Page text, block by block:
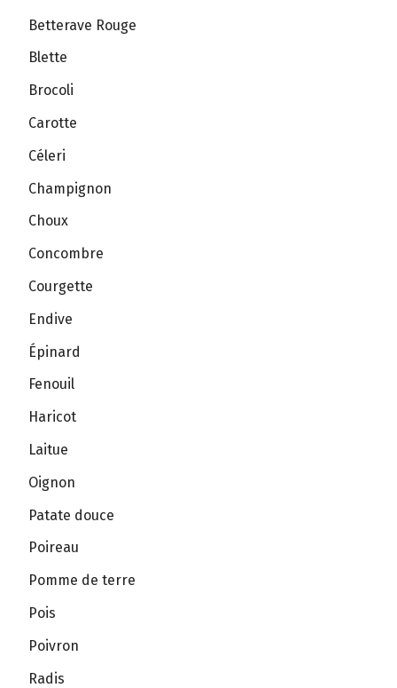
Betterave Rouge
Blette
Brocoli
Carotte
Céleri
Champignon
Choux
Concombre
Courgette
Endive
Épinard
Fenouil
Haricot
Laitue
Oignon
Patate douce
Poireau
Pomme de terre
Pois
Poivron
Radis